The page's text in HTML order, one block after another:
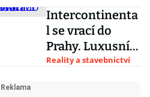
Intercontinenta
l se vrací do
Prahy. Luxusní
ubytování
Reality a stavebnictví